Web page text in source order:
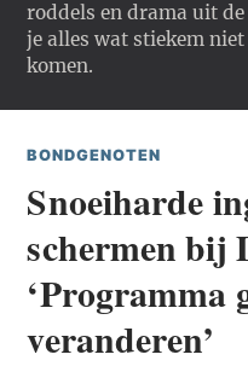
roddels en drama uit
je alles wat stiekem
komen.
BONDGENOTEN
Snoeiharde
schermen bij
‘Programma
veranderen’